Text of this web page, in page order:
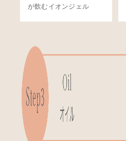
が飲むイオンジェル